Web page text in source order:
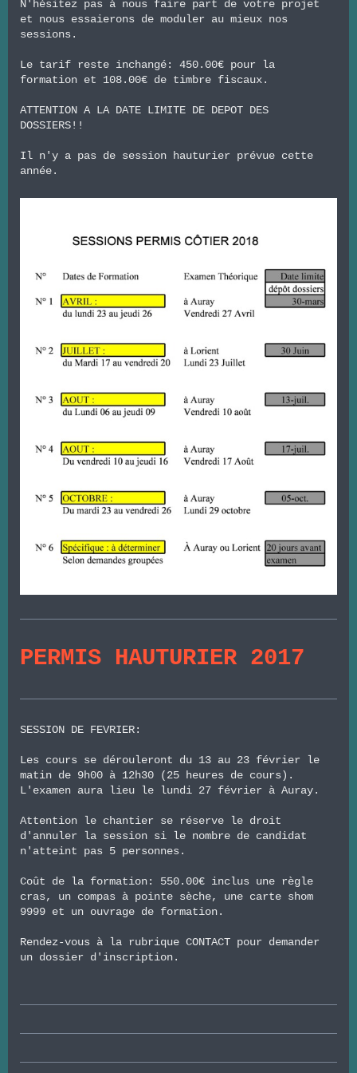
N'hésitez pas à nous faire part de votre projet
et nous essaierons de moduler au mieux nos
sessions.
Le tarif reste inchangé: 450.00€ pour la
formation et 108.00€ de timbre fiscaux.
ATTENTION A LA DATE LIMITE DE DEPOT DES
DOSSIERS!!
Il n'y a pas de session hauturier prévue cette
année.
PERMIS HAUTURIER 2017
SESSION DE FEVRIER:
Les cours se dérouleront du 13 au 23 février le
matin de 9h00 à 12h30 (25 heures de cours).
L'examen aura lieu le lundi 27 février à Auray.
Attention le chantier se réserve le droit
d'annuler la session si le nombre de candidat
n'atteint pas 5 personnes.
Coût de la formation: 550.00€ inclus une règle
cras, un compas à pointe sèche, une carte shom
9999 et un ouvrage de formation.
Rendez-vous à la rubrique CONTACT pour demander
un dossier d'inscription.